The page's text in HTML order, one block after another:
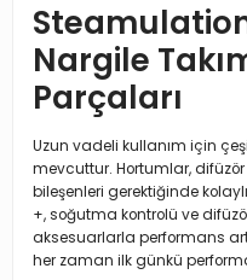
Nargile
Parçaları
Uzun vadeli kullanım için
mevcuttur. Hortumlar,
bileşenleri gerektiğinde
+, soğutma kontrolü ve
aksesuarlarla performans
her zaman ilk günkü